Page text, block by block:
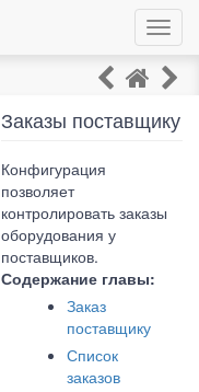
Заказы поставщику
Конфигурация
позволяет
контролировать заказы
оборудования у
поставщиков.
Содержание главы:
Заказ
поставщику
Список
заказов